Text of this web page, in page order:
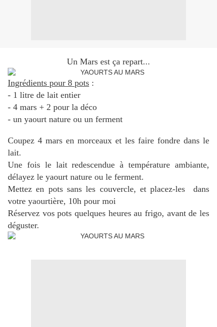
Un Mars est ça repart...
Ingrédients pour 8 pots :
- 1 litre de lait entier
- 4 mars + 2 pour la déco
- un yaourt nature ou un ferment
Coupez 4 mars en morceaux et les faire fondre dans le
lait.
Une fois le lait redescendue à température ambiante,
délayez le yaourt nature ou le ferment.
Mettez en pots sans les couvercle, et placez-les dans
votre yaourtière, 10h pour moi
Réservez vos pots quelques heures au frigo, avant de les
déguster.